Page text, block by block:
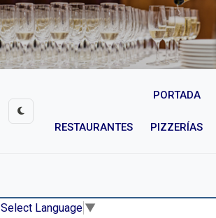
PORTADA
RESTAURANTES PIZZERÍAS
Select Language ▼